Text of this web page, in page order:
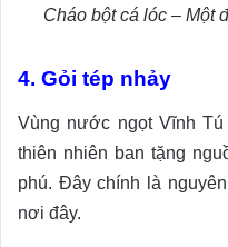
Cháo bột cá lóc – Một
4. Gỏi tép nhảy
Vùng nước ngọt Vĩnh
thiên nhiên ban tặng
phú. Đây chính là
nơi đây.